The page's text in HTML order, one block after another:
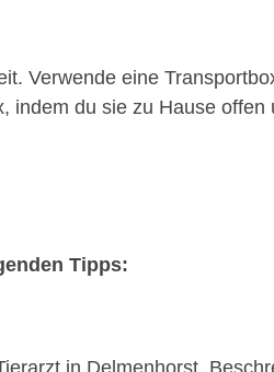
Verwende eine
indem du sie zu Hause
Tipps: